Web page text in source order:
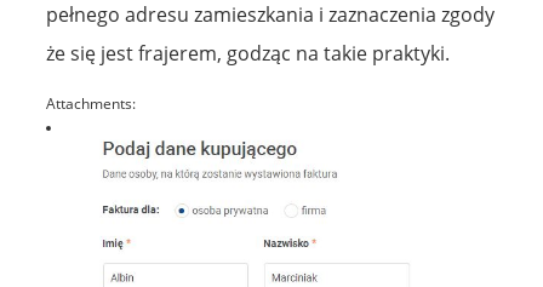
pełnego adresu zamieszkania i zaznaczenia zgody
że się jest frajerem, godząc na takie praktyki.
Attachments: